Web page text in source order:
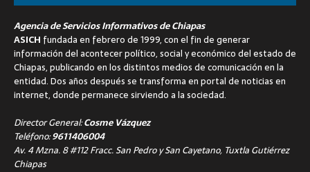
Agencia de Servicios Informativos de Chiapas
ASICH fundada en febrero de 1999, con el fin de generar
información del acontecer político, social y económico del estado de
Chiapas, publicando en los distintos medios de comunicación en la
entidad. Dos años después se transforma en portal de noticias en
internet, donde permanece sirviendo a la sociedad.
Director General:Cosme Vázquez
Teléfono:9611406004
Av. 4 Mzna. 8 #112 Fracc. San Pedro y San Cayetano, Tuxtla Gutiérrez
Chiapas